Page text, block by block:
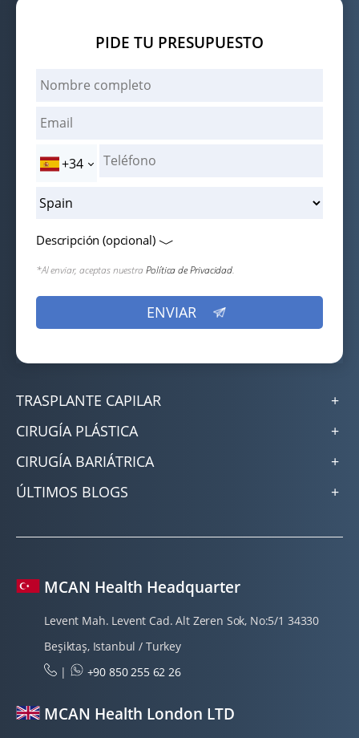
PIDE TU PRESUPUESTO
+34
Descripción (opcional)
*Al enviar, aceptas nuestraPolítica de Privacidad.
TRASPLANTE CAPILAR
CIRUGÍA PLÁSTICA
CIRUGÍA BARIÁTRICA
ÚLTIMOS BLOGS
MCAN Health Headquarter
Levent Mah. Levent Cad. Alt Zeren Sok, No:5/1 34330
Beşiktaş, Istanbul / Turkey
|
+90 850 255 62 26
MCAN Health London LTD